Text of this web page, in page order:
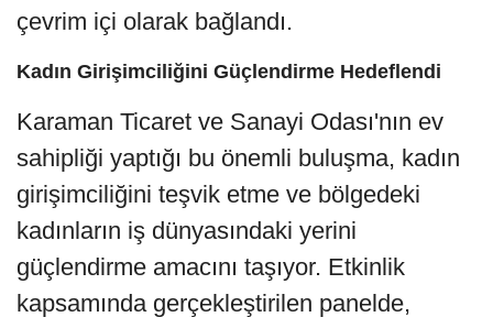
çevrim içi olarak bağlandı.
Kadın Girişimciliğini Güçlendirme Hedeflendi
Karaman Ticaret ve Sanayi Odası'nın ev
sahipliği yaptığı bu önemli buluşma, kadın
girişimciliğini teşvik etme ve bölgedeki
kadınların iş dünyasındaki yerini
güçlendirme amacını taşıyor. Etkinlik
kapsamında gerçekleştirilen panelde,